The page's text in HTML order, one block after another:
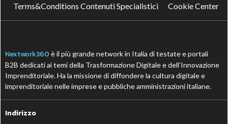
Terms&Conditions Contenuti Specialistici
Cookie Center
Nextwork360 è il più grande network in Italia di testate e portali
B2B dedicati ai temi della Trasformazione Digitale e dell’Innovazione
Imprenditoriale. Ha la missione di diffondere la cultura digitale e
imprenditoriale nelle imprese e pubbliche amministrazioni italiane.
Indirizzo